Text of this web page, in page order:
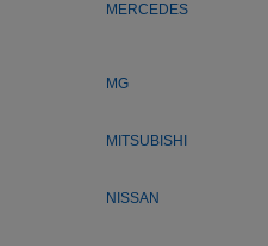
MERCEDES
MG
MITSUBISHI
NISSAN